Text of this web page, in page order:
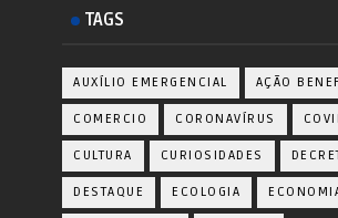
TAGS
AUXÍLIO EMERGENCIAL AÇÃO
COMERCIO CORONAVÍRUS
CULTURA CURIOSIDADES
DESTAQUE ECOLOGIA